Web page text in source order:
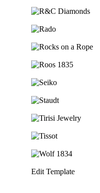
Edit Template